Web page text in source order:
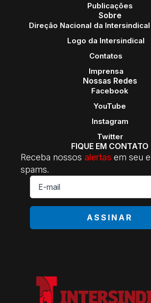
Publicações
Sobre
Direção Nacional da
Logo da Intersindical
Contatos
Imprensa
Nossas Redes
Facebook
YouTube
Instagram
Twitter
FIQUE EM CONTATO
Receba nossos alertas em seu
spams.
E-
mail
ASSINAR